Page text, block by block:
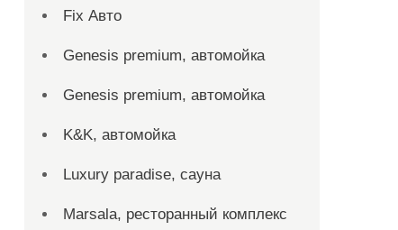
Fix Авто
Genesis premium, автомойка
Genesis premium, автомойка
K&K, автомойка
Luxury paradise, сауна
Marsala, ресторанный комплекс